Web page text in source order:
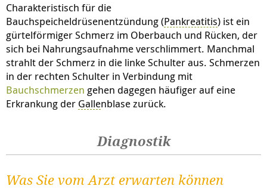
Charakteristisch für die
Bauchspeicheldrüsenentzündung (Pankreatitis) ist ein
gürtelförmiger Schmerz im Oberbauch und Rücken, der
sich bei Nahrungsaufnahme verschlimmert. Manchmal
strahlt der Schmerz in die linke Schulter aus. Schmerzen
in der rechten Schulter in Verbindung mit
Bauchschmerzen gehen dagegen häufiger auf eine
Erkrankung der Gallenblase zurück.
Diagnostik
Was Sie vom Arzt erwarten können